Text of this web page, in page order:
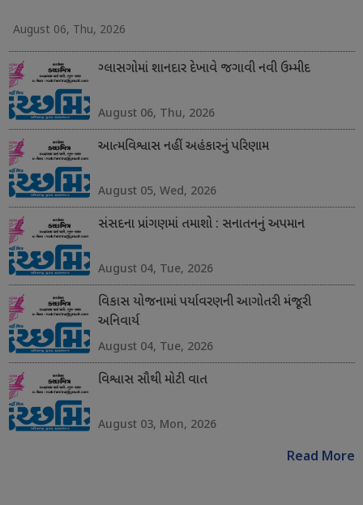
August 06, Thu, 2026
ગ્લાસગોમાં શાનદાર દેખાવે જગાવી નવી ઉમ્મીદ
August 06, Thu, 2026
આત્મવિશ્વાસ નહીં અહંકારનું પરિણામ
August 05, Wed, 2026
સંસદના પ્રાંગણમાં તમાશો : સનાતનનું અપમાન
August 04, Tue, 2026
વિકાસ યોજનામાં પર્યાવરણની આગોતરી મંજૂરી
અનિવાર્ય
August 04, Tue, 2026
વિશ્વાસ સૌથી મોટી વાત
August 03, Mon, 2026
Read More